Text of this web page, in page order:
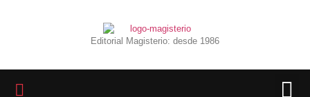
Editorial Magisterio: desde 1986